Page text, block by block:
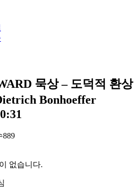
묵상 – 도덕적 환상
Bonhoeffer
889
없습니다.